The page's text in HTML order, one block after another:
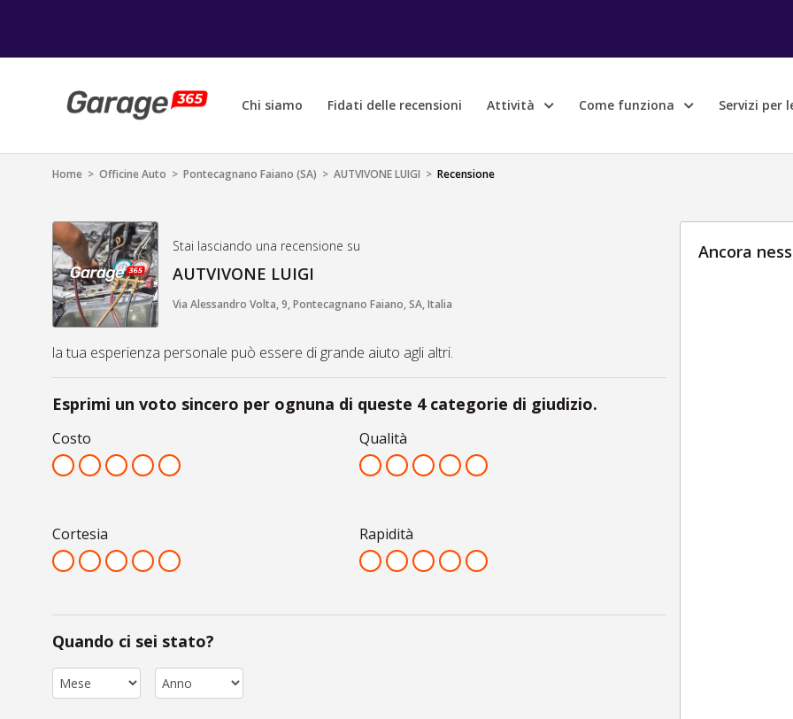
Chi siamo Fidati delle recensioni Attività Come funziona Servizi per
Home > Officine Auto > Pontecagnano Faiano (SA) > AUTVIVONE LUIGI > Recensione
Stai lasciando una recensione su
AUTVIVONE LUIGI
Via Alessandro Volta, 9, Pontecagnano Faiano, SA, Italia
la tua esperienza personale può essere di grande aiuto agli altri.
Esprimi un voto sincero per ognuna di queste 4 categorie di giudizio.
Costo Qualità
Cortesia Rapidità
Quando ci sei stato?
Ancora